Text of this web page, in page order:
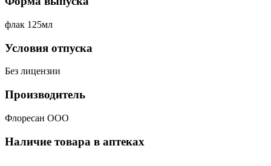
флак 125мл
Условия отпуска
Без лицензии
Производитель
Флоресан ООО
Наличие товара в аптеках